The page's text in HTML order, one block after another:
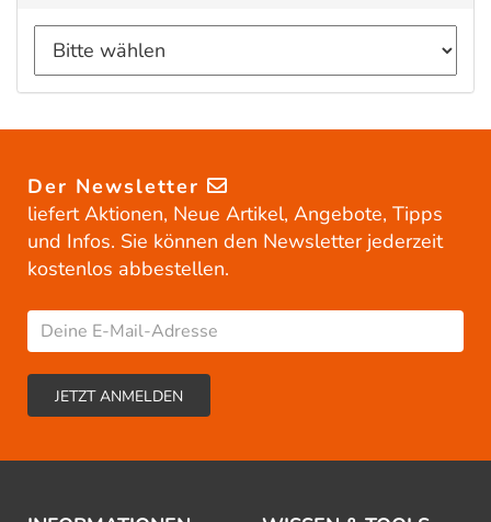
Der Newsletter
liefert Aktionen, Neue Artikel, Angebote, Tipps
und Infos. Sie können den Newsletter jederzeit
kostenlos abbestellen.